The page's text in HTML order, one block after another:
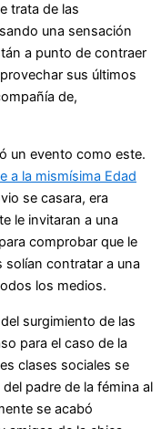
trata de las
una sensación
a punto de contraer
sus últimos
de,
un evento como este.
a la mismísima Edad
se casara, era
le invitaran a una
comprobar que le
solían contratar a una
los medios.
surgimiento de las
para el caso de la
clases sociales se
padre de la fémina al
se acabó